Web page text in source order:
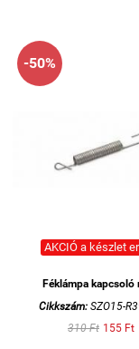
-50%
AKCIÓ a készlet
Féklámpa kapcsoló
Cikkszám: SZO15-
310 Ft 155 Ft